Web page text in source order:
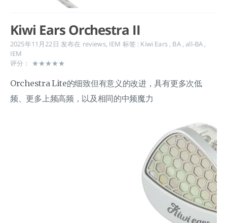
Kiwi Ears Orchestra II
2025年11月22日 发布在 reviews, IEM 标签 : Kiwi Ears , BA ,all-BA ,
IEM
评分： ★★★★★
Orchestra Lite的细致但有意义的改进，具有更多次低
频、更多上频高频，以及相同的中频魔力